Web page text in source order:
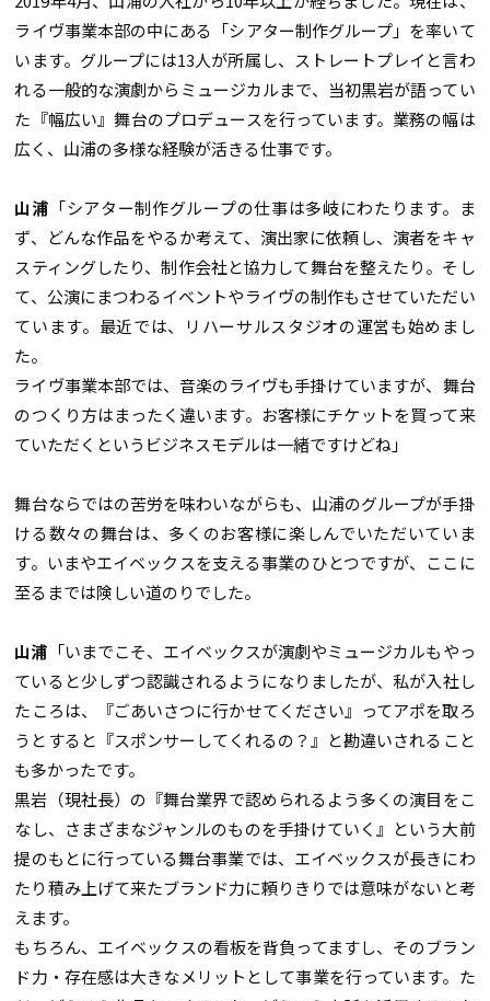
ライヴ事業本部の中にある「シアター制作グループ」を率いて
います。グループには13人が所属し、ストレートプレイと言わ
れる一般的な演劇からミュージカルまで、当初黒岩が語ってい
た『幅広い』舞台のプロデュースを行っています。業務の幅は
広く、山浦の多様な経験が活きる仕事です。
山浦 「シアター制作グループの仕事は多岐にわたります。ま
ず、どんな作品をやるか考えて、演出家に依頼し、演者をキャ
スティングしたり、制作会社と協力して舞台を整えたり。そし
て、公演にまつわるイベントやライヴの制作もさせていただい
ています。最近では、リハーサルスタジオの運営も始めまし
た。
ライヴ事業本部では、音楽のライヴも手掛けていますが、舞台
のつくり方はまったく違います。お客様にチケットを買って来
ていただくというビジネスモデルは一緒ですけどね」
舞台ならではの苦労を味わいながらも、山浦のグループが手掛
ける数々の舞台は、多くのお客様に楽しんでいただいていま
す。いまやエイベックスを支える事業のひとつですが、ここに
至るまでは険しい道のりでした。
山浦 「いまでこそ、エイベックスが演劇やミュージカルもやっ
ていると少しずつ認識されるようになりましたが、私が入社し
たころは、『ごあいさつに行かせてください』ってアポを取ろ
うとすると『スポンサーしてくれるの？』と勘違いされること
も多かったです。
黒岩（現社長）の『舞台業界で認められるよう多くの演目をこ
なし、さまざまなジャンルのものを手掛けていく』という大前
提のもとに行っている舞台事業では、エイベックスが長きにわ
たり積み上げて来たブランド力に頼りきりでは意味がないと考
えます。
もちろん、エイベックスの看板を背負ってますし、そのブラン
ド力・存在感は大きなメリットとして事業を行っています。た